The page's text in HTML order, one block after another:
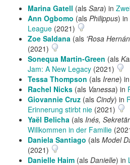
Marina Gatell (als Sara) in
Ann Ogbomo (als Philippus) in
League (2021)
Zoe Saldana (als 'Rosa
(2021)
Sonequa Martin-Green (als
Jam: A New Legacy (2021)
Tessa Thompson (als Irene) in
Rachel Nicks (als Vanessa) in
Giovannie Cruz (als Cindy) in
Erinnerung stirbt nie (2021)
Yaël Belicha (als Inés,
Willkommen in der Familie
Daniela Santiago (als Model
(2021)
Danielle Haim (als Danielle) in